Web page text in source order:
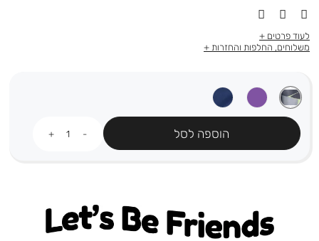
לעוד פרטים
משלוחים, החלפות והחזרות
הוספה לסל
Let's be friends